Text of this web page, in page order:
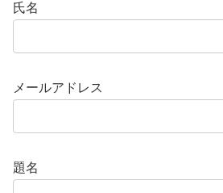
氏名
メールアドレス
題名